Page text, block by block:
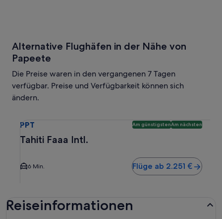
Alternative Flughäfen in der Nähe von
Papeete
Die Preise waren in den vergangenen 7 Tagen
verfügbar. Preise und Verfügbarkeit können sich
ändern.
PPT Am günstigstenAm nächsten
Tahiti Faaa Intl.
6 Min. Flüge ab 2.251 €
Reiseinformationen